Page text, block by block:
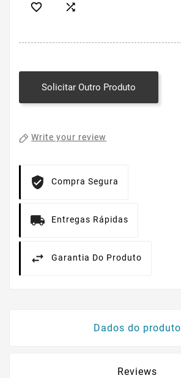
 
Solicitar Outro Produto
Write your review
Compra Segura
Entregas Rápidas
Garantia Do Produto
Dados do produto
Reviews